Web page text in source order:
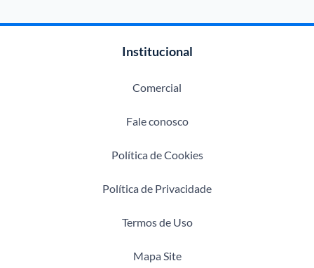
Institucional
Comercial
Fale conosco
Política de Cookies
Política de Privacidade
Termos de Uso
Mapa Site